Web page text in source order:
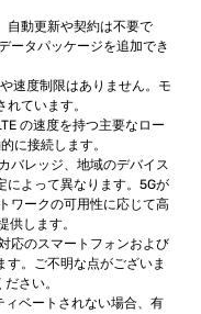
自動更新や契約は不要で
ータパッケージを追加でき
速度制限はありません。モ
ています。
の速度を持つ主要なロー
に接続します。
バレッジ、地域のデバイス
によって異なります。5Gが
ワークの可用性に応じて高
供します。
応のスマートフォンおよび
す。ご不明な点がございま
さい。
ベートされない場合、有